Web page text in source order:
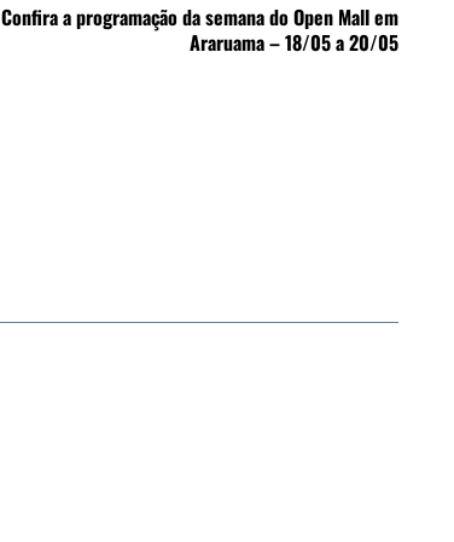
Confira a programação da semana do Open Mall em
Araruama – 18/05 a 20/05